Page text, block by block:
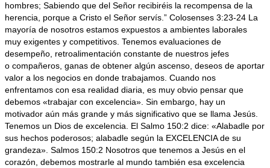
hombres; Sabiendo que del Señor recibiréis la recompensa de la
herencia, porque a Cristo el Señor servís.” Colosenses 3:23-24 La
mayoría de nosotros estamos expuestos a ambientes laborales
muy exigentes y competitivos. Tenemos evaluaciones de
desempeño, retroalimentación constante de nuestros jefes
o compañeros, ganas de obtener algún ascenso, deseos de aportar
valor a los negocios en donde trabajamos. Cuando nos
enfrentamos con esa realidad diaria, es muy obvio pensar que
debemos «trabajar con excelencia». Sin embargo, hay un
motivador aún más grande y más significativo que se llama Jesús.
Tenemos un Dios de excelencia. El Salmo 150:2 dice: «Alabadle por
sus hechos poderosos; alabadle según la EXCELENCIA de su
grandeza». Salmos 150:2 Nosotros que tenemos a Jesús en el
corazón, debemos mostrarle al mundo también esa excelencia